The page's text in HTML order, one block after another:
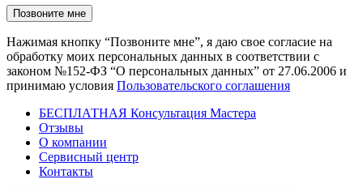
Нажимая кнопку “Позвоните мне”, я даю свое согласие на
обработку моих персональных данных в соответствии с
законом №152-ФЗ “О персональных данных” от 27.06.2006 и
принимаю условия Пользовательского соглашения
БЕСПЛАТНАЯ Консультация Мастера
Отзывы
О компании
Сервисный центр
Контакты